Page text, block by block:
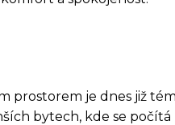
prostorem je dnes již
bytech, kde se počítá